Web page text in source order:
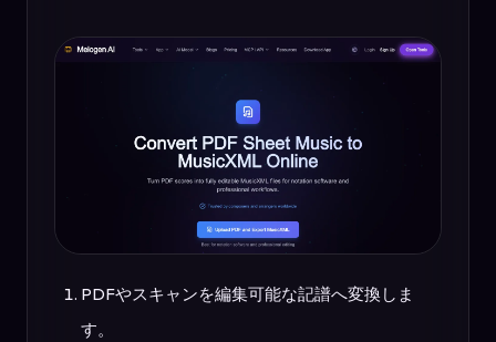
PDFやスキャンを編集可能な記譜へ変換しま
す。